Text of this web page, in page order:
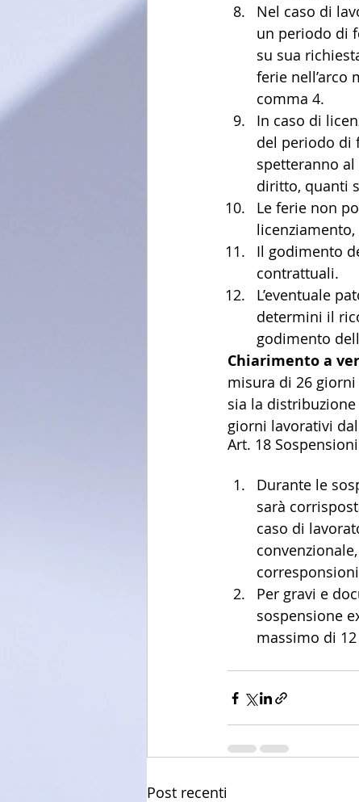
Nel caso di
un periodo di
su sua
ferie nell’arco
comma 4.
In caso di
del periodo di
spetteranno
diritto, quanti
Le ferie non
Il godimento
contrattuali.
L’eventuale
determini il
godimento
Chiarimento a
misura di 26
sia la
giorni lavorativi
Art. 18
Durante le
sarà
caso di
Per gravi e
sospensione
massimo di
Post recenti